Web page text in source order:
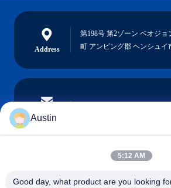
Address
第198号 第2ゾーン ベオジ
町 アンピング郡 ヘンシュイ
E-mail
Phone
Austin
5:12 AM
Good day, what product are you looking